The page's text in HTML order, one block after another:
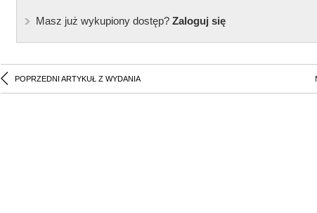
Masz już wykupiony dostęp?Zaloguj się
POPRZEDNI ARTYKUŁ Z WYDANIA